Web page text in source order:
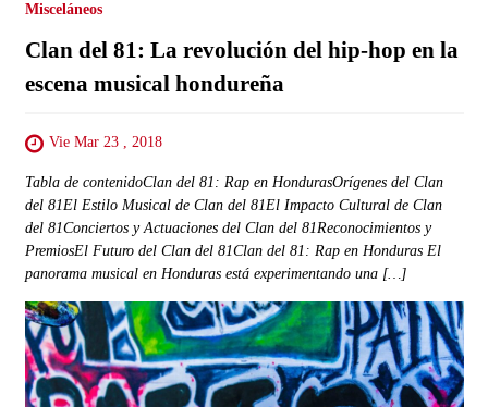
Misceláneos
Clan del 81: La revolución del hip-hop en la
escena musical hondureña
Vie Mar 23 , 2018
Tabla de contenidoClan del 81: Rap en HondurasOrígenes del Clan
del 81El Estilo Musical de Clan del 81El Impacto Cultural de Clan
del 81Conciertos y Actuaciones del Clan del 81Reconocimientos y
PremiosEl Futuro del Clan del 81Clan del 81: Rap en Honduras El
panorama musical en Honduras está experimentando una […]